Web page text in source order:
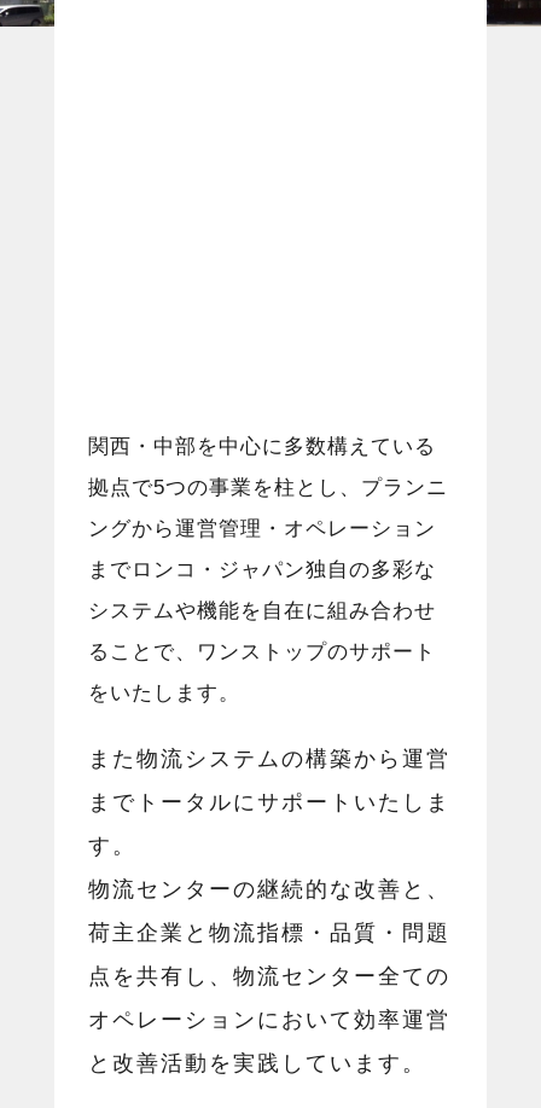
関西・中部を中心に多数構えている
拠点で5つの事業を柱とし、プランニ
ングから運営管理・オペレーション
までロンコ・ジャパン独自の多彩な
システムや機能を自在に組み合わせ
ることで、ワンストップのサポート
をいたします。
また物流システムの構築から運営
までトータルにサポートいたしま
す。
物流センターの継続的な改善と、
荷主企業と物流指標・品質・問題
点を共有し、物流センター全ての
オペレーションにおいて効率運営
と改善活動を実践しています。